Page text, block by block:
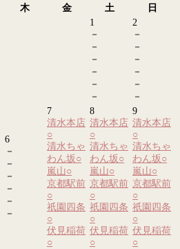
木 金 土
日
1
－
－
－
－
－
－
2
－
－
－
－
－
－
6
－
－
－
－
－
－
7
清水本店
○
清水ちゃ
わん坂○
嵐山○
京都駅前
○
祇園四条
○
伏見稲荷
○
8
清水本店
○
清水ちゃ
わん坂○
嵐山○
京都駅前
○
祇園四条
○
伏見稲荷
○
9
清水本店
○
清水ちゃ
わん坂○
嵐山○
京都駅前
○
祇園四条
○
伏見稲荷
○